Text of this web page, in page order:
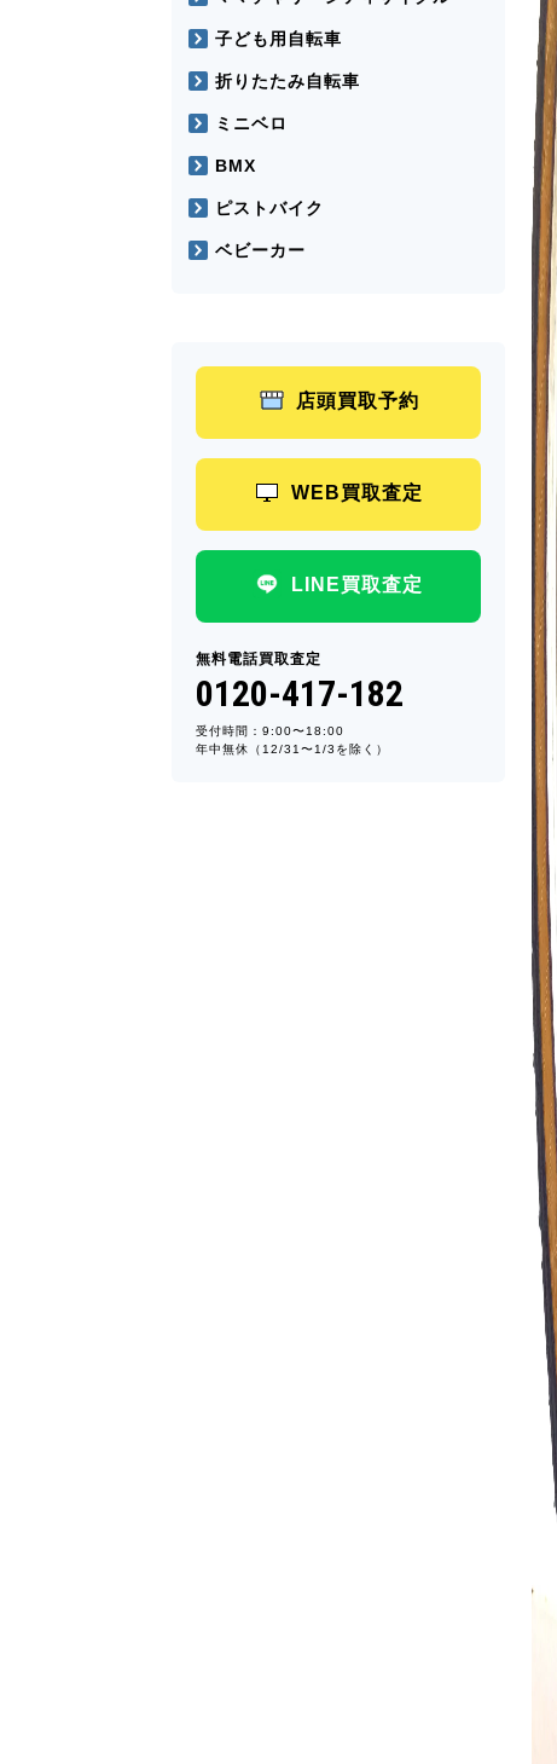
子ども用自転車
折りたたみ自転車
ミニベロ
BMX
ピストバイク
ベビーカー
店頭買取予約
WEB買取査定
LINE買取査定
無料電話買取査定
0120-417-182
受付時間：9:00〜18:00
年中無休（12/31〜1/3を除く）